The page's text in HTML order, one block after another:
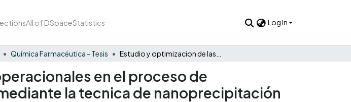
All of DSpaceStatistics Log In
Química Farmacéutica - Tesis
en el proceso de
la tecnica de nanoprecipitación